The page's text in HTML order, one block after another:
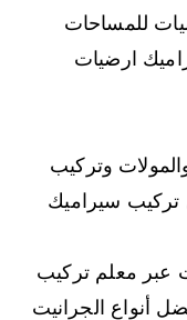
للمساحات
ارضيات
وتركيب
تركيب سيراميك
عبر معلم تركيب
أنواع الجرانيت